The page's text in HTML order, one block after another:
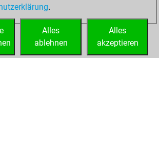
You created
your Fritz account
.
Alles
akzeptieren
Alles
ablehnen